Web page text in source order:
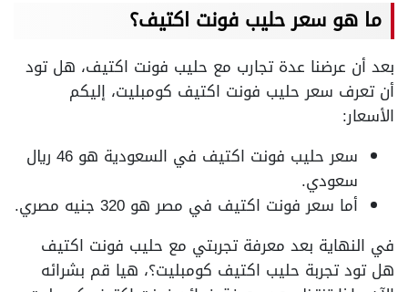
ما هو سعر حليب فونت اكتيف؟
بعد أن عرضنا عدة تجارب مع حليب فونت اكتيف، هل تود
أن تعرف سعر حليب فونت اكتيف كومبليت، إليكم
الأسعار:
سعر حليب فونت اكتيف في السعودية هو 46 ريال
سعودي.
أما سعر فونت اكتيف في مصر هو 320 جنيه مصري.
في النهاية بعد معرفة تجربتي مع حليب فونت اكتيف
هل تود تجربة حليب اكتيف كومبليت؟، هيا قم بشرائه